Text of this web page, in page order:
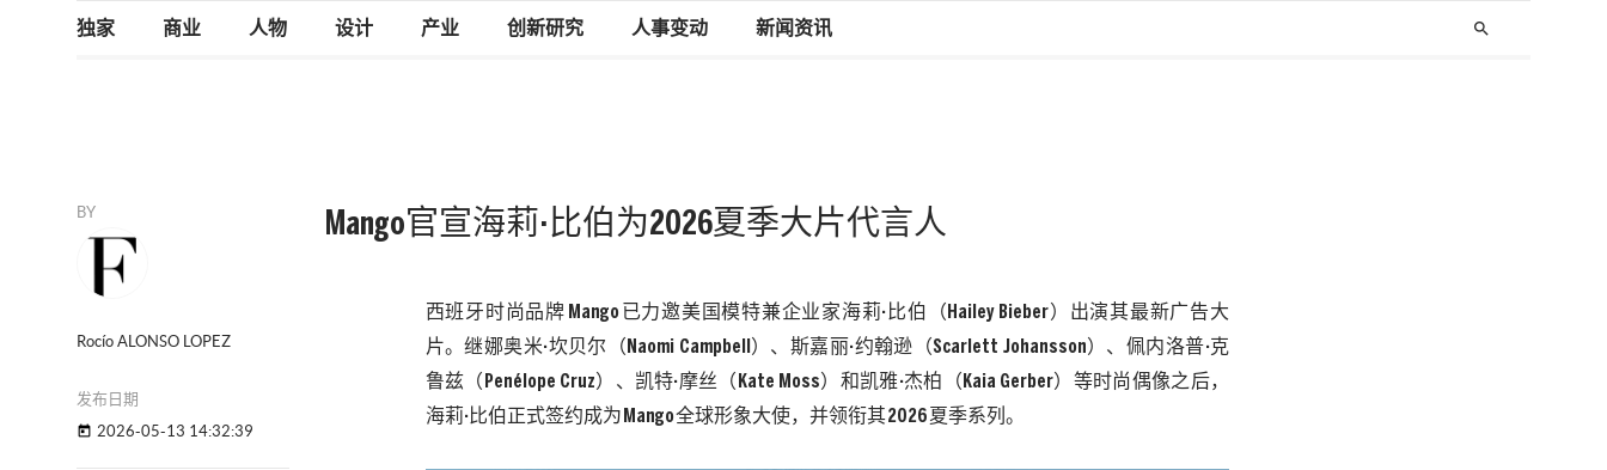
独家 商业 人物 设计 产业 创新研究 人事变动 新闻资讯 search
BY
Rocío ALONSO LOPEZ
发布日期
today 2026-05-13 14:32:39
Mango官宣海莉·比伯为2026夏季大片代言人
西班牙时尚品牌 Mango 已力邀美国模特兼企业家海莉·比伯（ Hailey Bieber ）出演其最新广告大
片。继娜奥米·坎贝尔（ Naomi Campbell ）、斯嘉丽·约翰逊（Scarlett Johansson ）、佩内洛普·克
鲁兹（ Penélope Cruz ）、凯特·摩丝（ Kate Moss ）和凯雅·杰柏（ Kaia Gerber）等时尚偶像之后，
海莉·比伯正式签约成为 Mango全球形象大使，并领衔其2026 夏季系列。